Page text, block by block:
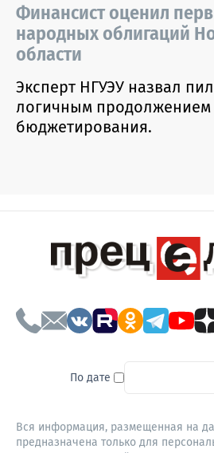
Финансист оценил
народных облигаций
области
Эксперт НГУЭУ назвал
логичным продолжением
бюджетирования.
По дате To search
Вся информация, размещенная на
предназначена только для